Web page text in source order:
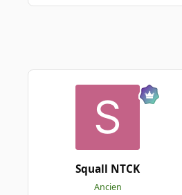
Squall NTCK
Ancien